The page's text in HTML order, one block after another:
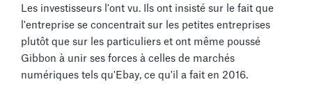
Les investisseurs l'ont vu. Ils ont insisté sur le fait que
l'entreprise se concentrait sur les petites entreprises
plutôt que sur les particuliers et ont même poussé
Gibbon à unir ses forces à celles de marchés
numériques tels qu'Ebay, ce qu'il a fait en 2016.